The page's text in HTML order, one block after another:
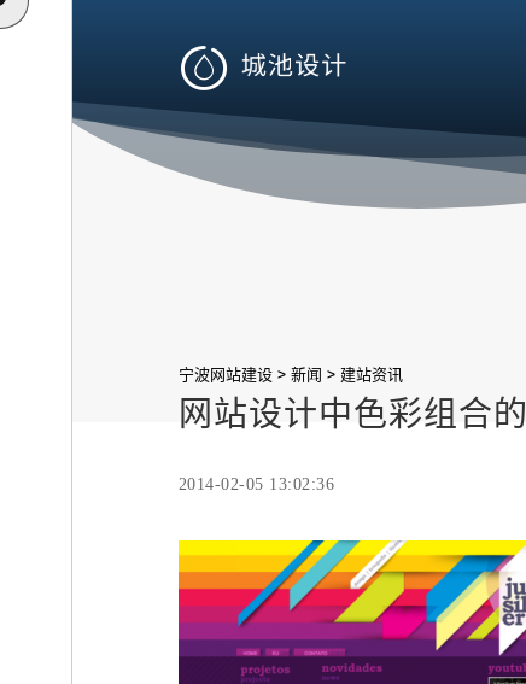

宁波网站建设> 新闻 > 建站资讯
网站设计中色彩组合
2014-02-05 13:02:36